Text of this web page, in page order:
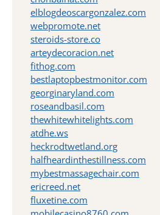
elblogdeoscargonzalez.com
webpromote.net
steroids-store.co
arteydecoracion.net
fithog.com
bestlaptopbestmonitor.com
georginaryland.com
roseandbasil.com
thewhitewhitelights.com
atdhe.ws
heckrodtwetland.org
halfheardinthestillness.com
mybestmassagechair.com
ericreed.net
fluxetine.com